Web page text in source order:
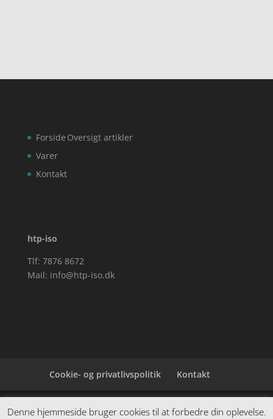
Forside
Varer
Kontakt
Oversigt artikler
htp-iso
Tlf: 7876 8672
Mail: info@htp-iso.dk
Cookie- og privatlivspolitik Kontakt
Denne hjemmeside samler et bredt udvalg af
Denne hjemmeside bruger cookies til at forbedre din oplevelse.